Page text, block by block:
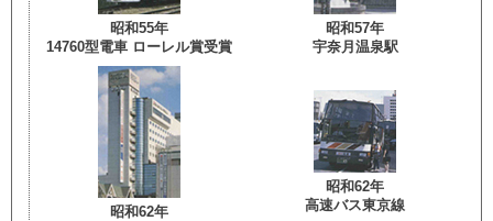
昭和55年
14760型電車 ローレル賞受賞
昭和57年
宇奈月温泉駅
昭和62年
昭和62年
高速バス東京線